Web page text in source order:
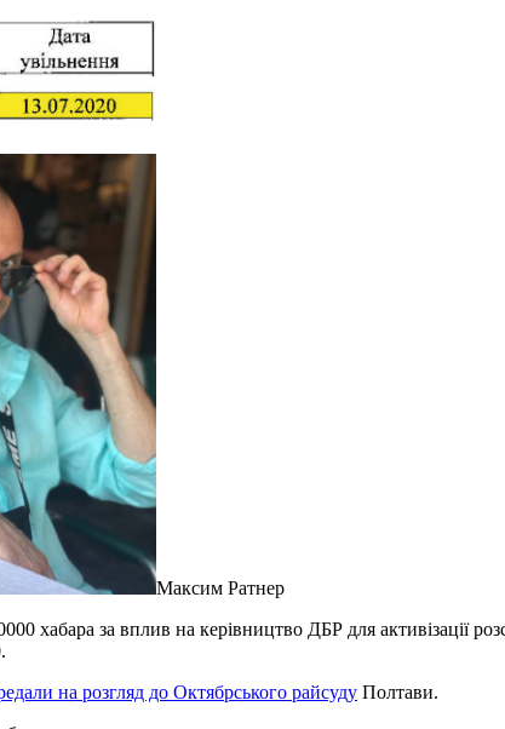
Максим Ратнер
хабара за вплив на керівництво ДБР для активізації
на розгляд до Октябрського райсуду Полтави.